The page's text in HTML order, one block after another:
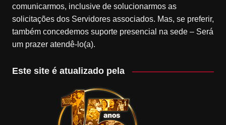
comunicarmos, inclusive de solucionarmos as
solicitações dos Servidores associados. Mas, se preferir,
também concedemos suporte presencial na sede – Será
um prazer atendê-lo(a).
Este site é atualizado pela